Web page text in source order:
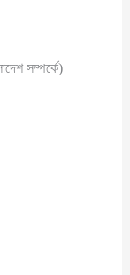
সম্পর্কে)